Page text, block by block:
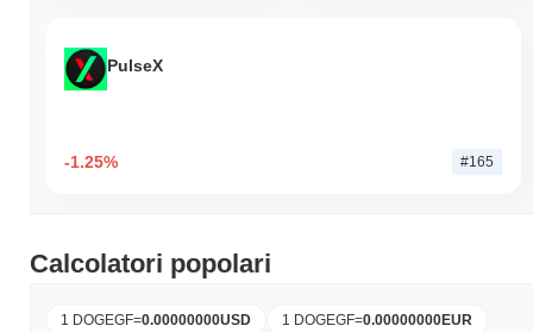
PulseX
-1.25% #165
Calcolatori popolari
1 DOGEGF=0.00000000USD 1 DOGEGF=0.00000000EUR